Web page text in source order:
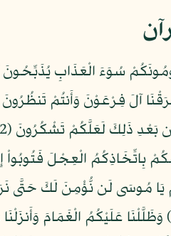
بِاتِّخَاذِكُمُ الْعِجْلَ فَتُوبُواْ
بَعْدِ مَوْتِكُمْ لَعَلَّكُمْ تَشْكُرُونَ (56) وَظَلَّلْنَا